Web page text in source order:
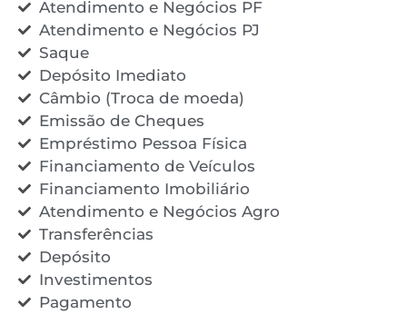
Atendimento e Negócios PF
Atendimento e Negócios PJ
Saque
Depósito Imediato
Câmbio (Troca de moeda)
Emissão de Cheques
Empréstimo Pessoa Física
Financiamento de Veículos
Financiamento Imobiliário
Atendimento e Negócios Agro
Transferências
Depósito
Investimentos
Pagamento